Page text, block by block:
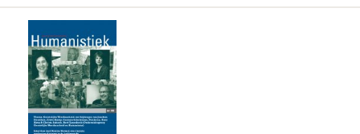
Cris van der Hoek
Gijsbert van Eijsden
Paul van Hoek
Margret van Paassen